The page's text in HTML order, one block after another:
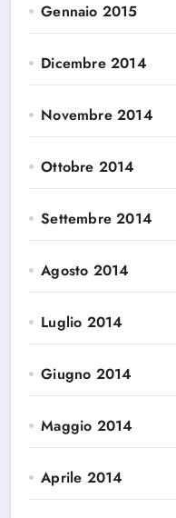
Gennaio 2015
Dicembre 2014
Novembre 2014
Ottobre 2014
Settembre 2014
Agosto 2014
Luglio 2014
Giugno 2014
Maggio 2014
Aprile 2014